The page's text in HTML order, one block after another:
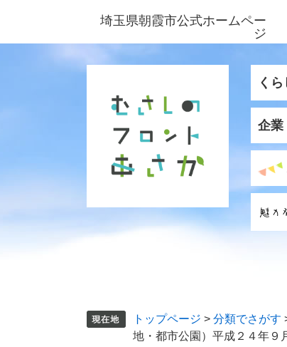
ジ
ュ
埼玉県朝霞市公式ホームペー
ジ
く
企業
トップページ > 分類でさがす
地・都市公園）平成２４年９